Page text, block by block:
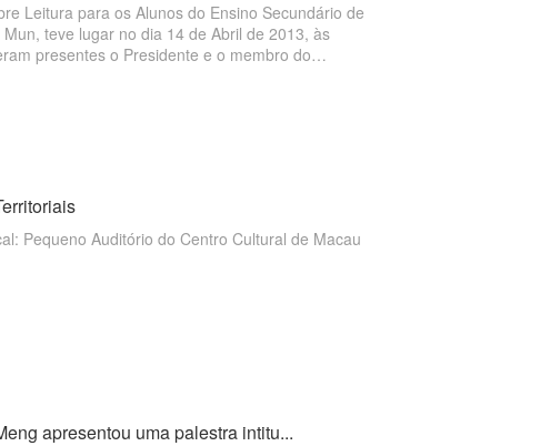
Leitura para os Alunos do Ensino Secundário de
teve lugar no dia 14 de Abril de 2013, às
presentes o Presidente e o membro do
04/2013 (20H00) Local: Pequeno Auditório do Centro Cultural de Macau
apresentou uma palestra intitu...